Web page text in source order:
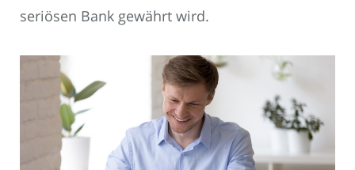
seriösen Bank gewährt wird.